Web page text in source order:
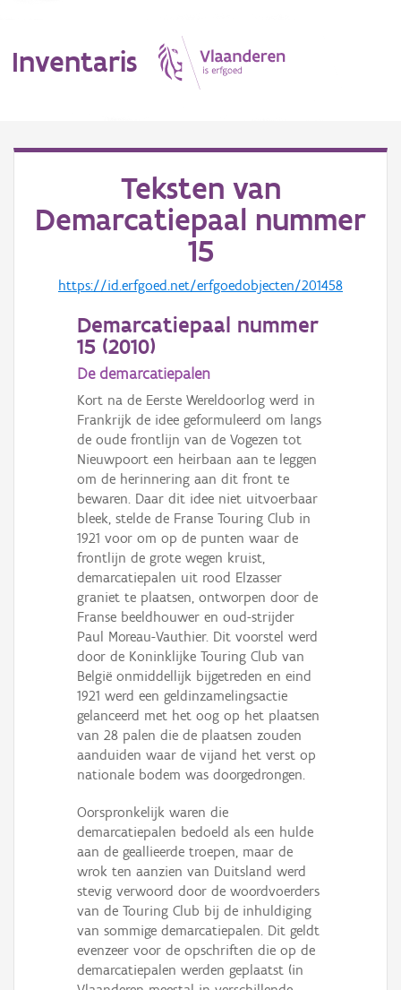
Inventaris
Erfgoedobject
Waarneming
Gebeurtenis
Persoon of collectief
Teksten van
Demarcatiepaal nummer
15
https://id.erfgoed.net/erfgoedobjecten/201458
Demarcatiepaal nummer
15 (2010)
De demarcatiepalen
Kort na de Eerste Wereldoorlog werd in
Frankrijk de idee geformuleerd om langs
de oude frontlijn van de Vogezen tot
Nieuwpoort een heirbaan aan te leggen
om de herinnering aan dit front te
bewaren. Daar dit idee niet uitvoerbaar
bleek, stelde de Franse Touring Club in
1921 voor om op de punten waar de
frontlijn de grote wegen kruist,
demarcatiepalen uit rood Elzasser
graniet te plaatsen, ontworpen door de
Franse beeldhouwer en oud-strijder
Paul Moreau-Vauthier. Dit voorstel werd
door de Koninklijke Touring Club van
België onmiddellijk bijgetreden en eind
1921 werd een geldinzamelingsactie
gelanceerd met het oog op het plaatsen
van 28 palen die de plaatsen zouden
aanduiden waar de vijand het verst op
nationale bodem was doorgedrongen.
Oorspronkelijk waren die
demarcatiepalen bedoeld als een hulde
aan de geallieerde troepen, maar de
wrok ten aanzien van Duitsland werd
stevig verwoord door de woordvoerders
van de Touring Club bij de inhuldiging
van sommige demarcatiepalen. Dit geldt
evenzeer voor de opschriften die op de
demarcatiepalen werden geplaatst (in